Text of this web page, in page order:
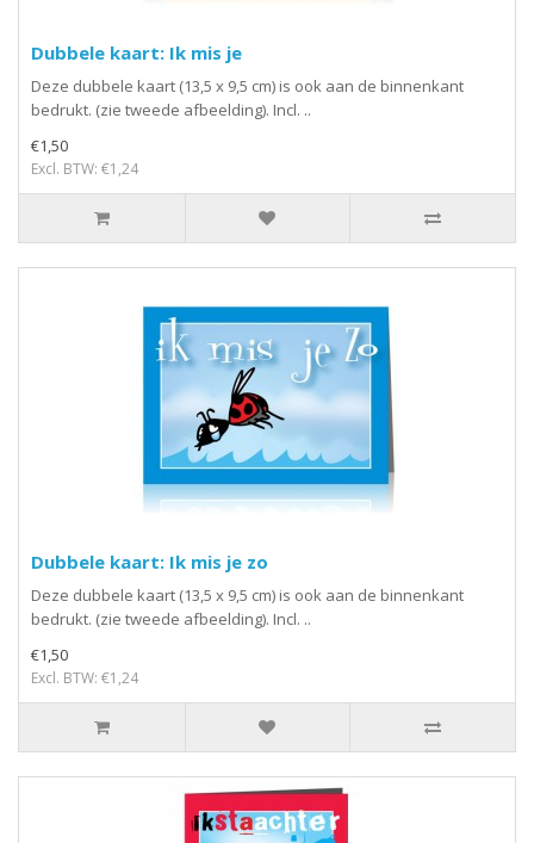
Dubbele kaart: Ik mis je
Deze dubbele kaart (13,5 x 9,5 cm) is ook aan de binnenkant
bedrukt. (zie tweede afbeelding). Incl. ..
€1,50
Excl. BTW: €1,24
Dubbele kaart: Ik mis je zo
Deze dubbele kaart (13,5 x 9,5 cm) is ook aan de binnenkant
bedrukt. (zie tweede afbeelding). Incl. ..
€1,50
Excl. BTW: €1,24